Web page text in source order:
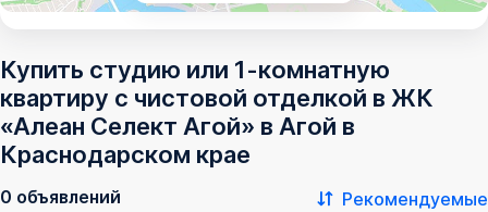
Купить студию или 1-комнатную
квартиру с чистовой отделкой в ЖК
«Алеан Селект Агой» в Агой в
Краснодарском крае
0 объявлений Рекомендуемые